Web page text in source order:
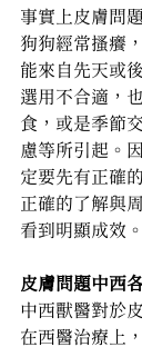
事實上皮膚問題
狗狗經常搔癢
能來自先天或
選用不合適，
食，或是季節
慮等所引起。
定要先有正確
正確的了解與
看到明顯成效。
皮膚問題中西
中西獸醫對於
在西醫治療上